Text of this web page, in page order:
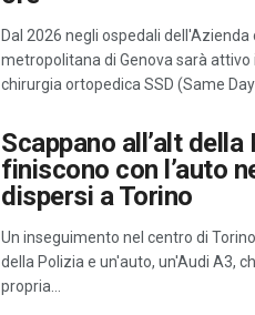
Dal 2026 negli ospedali dell'Azienda
metropolitana di Genova sarà attivo
chirurgia ortopedica SSD (Same Day
Scappano all’alt della
finiscono con l’auto
dispersi a Torino
Un inseguimento nel centro di
della Polizia e un'auto, un'Audi A3,
propria…